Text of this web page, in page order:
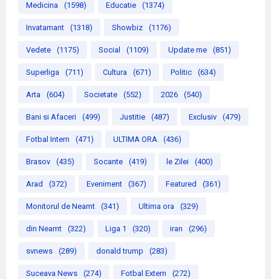
Medicina (1598) Educatie (1374)
Invatamant (1318) Showbiz (1176)
Vedete (1175) Social (1109) Update me (851)
Superliga (711) Cultura (671) Politic (634)
Arta (604) Societate (552) 2026 (540)
Bani si Afaceri (499) Justitie (487) Exclusiv (479)
Fotbal Intern (471) ULTIMA ORA (436)
Brasov (435) Socante (419) le Zilei (400)
Arad (372) Eveniment (367) Featured (361)
Monitorul de Neamt (341) Ultima ora (329)
din Neamt (322) Liga 1 (320) iran (296)
svnews (289) donald trump (283)
Suceava News (274) Fotbal Extern (272)